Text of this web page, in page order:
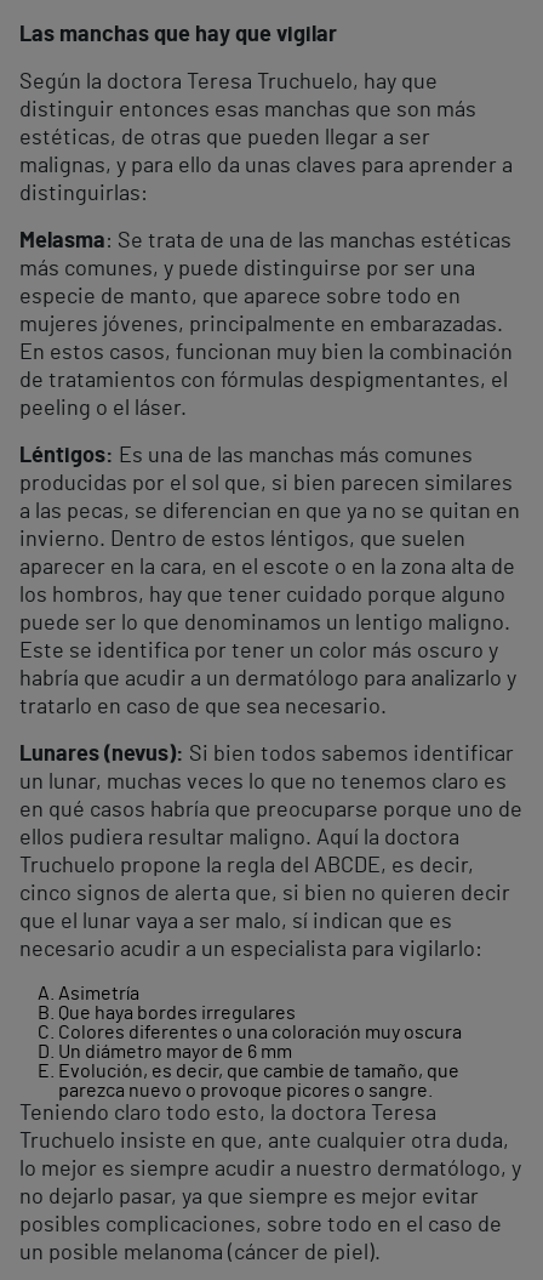
Las manchas que hay que vigilar
Según la doctora Teresa Truchuelo, hay que
distinguir entonces esas manchas que son más
estéticas, de otras que pueden llegar a ser
malignas, y para ello da unas claves para aprender a
distinguirlas:
Melasma: Se trata de una de las manchas estéticas
más comunes, y puede distinguirse por ser una
especie de manto, que aparece sobre todo en
mujeres jóvenes, principalmente en embarazadas.
En estos casos, funcionan muy bien la combinación
de tratamientos con fórmulas despigmentantes, el
peeling o el láser.
Léntigos: Es una de las manchas más comunes
producidas por el sol que, si bien parecen similares
a las pecas, se diferencian en que ya no se quitan en
invierno. Dentro de estos léntigos, que suelen
aparecer en la cara, en el escote o en la zona alta de
los hombros, hay que tener cuidado porque alguno
puede ser lo que denominamos un lentigo maligno.
Este se identifica por tener un color más oscuro y
habría que acudir a un dermatólogo para analizarlo y
tratarlo en caso de que sea necesario.
Lunares (nevus): Si bien todos sabemos identificar
un lunar, muchas veces lo que no tenemos claro es
en qué casos habría que preocuparse porque uno de
ellos pudiera resultar maligno. Aquí la doctora
Truchuelo propone la regla del ABCDE, es decir,
cinco signos de alerta que, si bien no quieren decir
que el lunar vaya a ser malo, sí indican que es
necesario acudir a un especialista para vigilarlo:
Asimetría
Que haya bordes irregulares
Colores diferentes o una coloración muy oscura
Un diámetro mayor de 6 mm
Evolución, es decir, que cambie de tamaño, que
parezca nuevo o provoque picores o sangre.
Teniendo claro todo esto, la doctora Teresa
Truchuelo insiste en que, ante cualquier otra duda,
lo mejor es siempre acudir a nuestro dermatólogo, y
no dejarlo pasar, ya que siempre es mejor evitar
posibles complicaciones, sobre todo en el caso de
un posible melanoma (cáncer de piel).